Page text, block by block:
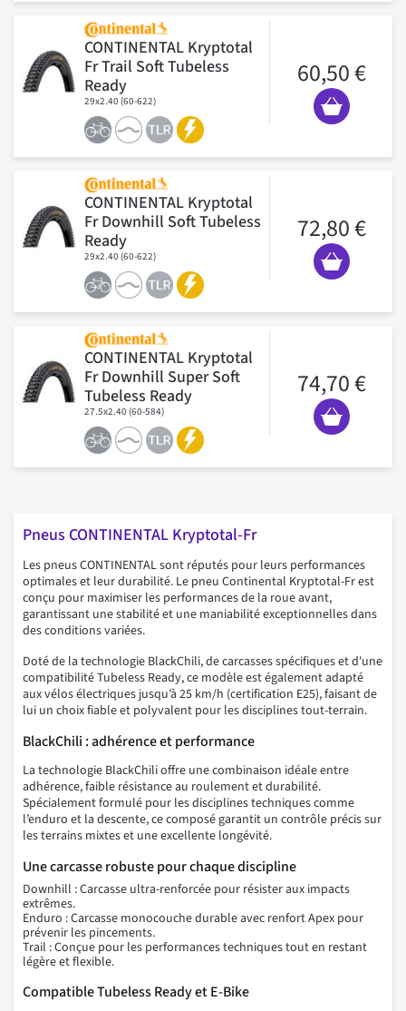
CONTINENTAL Kryptotal
Fr Trail Soft Tubeless
Ready
29x2.40 (60-622)
60,50 €
CONTINENTAL Kryptotal
Fr Downhill Soft Tubeless
Ready
29x2.40 (60-622)
72,80 €
CONTINENTAL Kryptotal
Fr Downhill Super Soft
Tubeless Ready
27.5x2.40 (60-584)
74,70 €
Pneus CONTINENTAL Kryptotal-Fr
Les pneus CONTINENTAL sont réputés pour leurs performances
optimales et leur durabilité. Le pneu Continental Kryptotal-Fr est
conçu pour maximiser les performances de la roue avant,
garantissant une stabilité et une maniabilité exceptionnelles dans
des conditions variées.
Doté de la technologie BlackChili, de carcasses spécifiques et d'une
compatibilité Tubeless Ready, ce modèle est également adapté
aux vélos électriques jusqu’à 25 km/h (certification E25), faisant de
lui un choix fiable et polyvalent pour les disciplines tout-terrain.
BlackChili : adhérence et performance
La technologie BlackChili offre une combinaison idéale entre
adhérence, faible résistance au roulement et durabilité.
Spécialement formulé pour les disciplines techniques comme
l’enduro et la descente, ce composé garantit un contrôle précis sur
les terrains mixtes et une excellente longévité.
Une carcasse robuste pour chaque discipline
Downhill : Carcasse ultra-renforcée pour résister aux impacts
extrêmes.
Enduro : Carcasse monocouche durable avec renfort Apex pour
prévenir les pincements.
Trail : Conçue pour les performances techniques tout en restant
légère et flexible.
Compatible Tubeless Ready et E-Bike